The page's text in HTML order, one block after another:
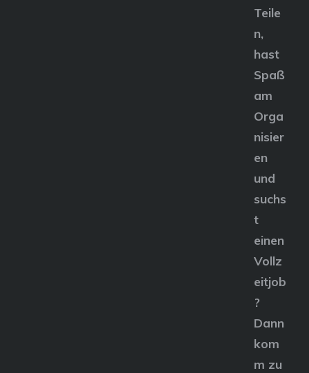
Teile
n,
hast
Spaß
am
Orga
nisier
en
und
suchs
t
einen
Vollz
eitjob
?
Dann
kom
m zu